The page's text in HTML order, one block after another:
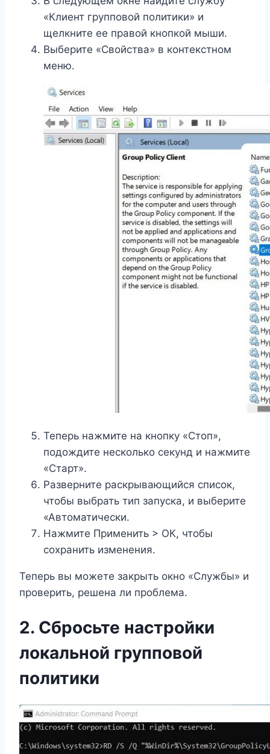
«Клиент групповой политики» и
щелкните ее правой кнопкой мыши.
Выберите «Свойства» в контекстном
меню.
Теперь нажмите на кнопку «Стоп»,
подождите несколько секунд и нажмите
«Старт».
Разверните раскрывающийся список,
чтобы выбрать тип запуска, и выберите
«Автоматически.
Нажмите Применить > ОК, чтобы
сохранить изменения.
Теперь вы можете закрыть окно «Службы» и
проверить, решена ли проблема.
2. Сбросьте настройки
локальной групповой
политики